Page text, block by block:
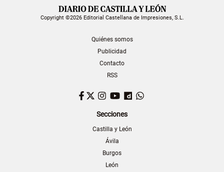
Copyright ©2026 Editorial Castellana de Impresiones, S.L.
Quiénes somos
Publicidad
Contacto
RSS
Facebook
TwitterInstagram
YouTubeDailymotion
Secciones
Castilla y León
Ávila
Burgos
León